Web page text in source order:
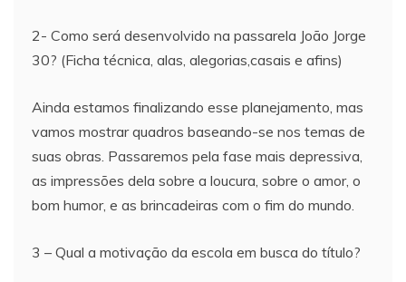
2- Como será desenvolvido na passarela João Jorge
30? (Ficha técnica, alas, alegorias,casais e afins)
Ainda estamos finalizando esse planejamento, mas
vamos mostrar quadros baseando-se nos temas de
suas obras. Passaremos pela fase mais depressiva,
as impressões dela sobre a loucura, sobre o amor, o
bom humor, e as brincadeiras com o fim do mundo.
3 – Qual a motivação da escola em busca do título?